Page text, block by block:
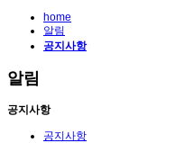
home
알림
공지사항
알림
공지사항
공지사항